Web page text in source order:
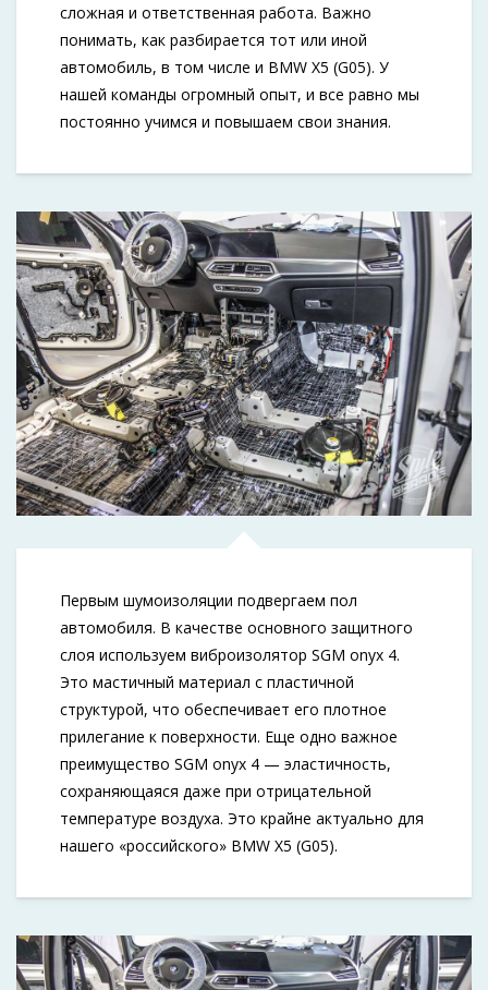
сложная и ответственная работа. Важно
понимать, как разбирается тот или иной
автомобиль, в том числе и BMW X5 (G05). У
нашей команды огромный опыт, и все равно мы
постоянно учимся и повышаем свои знания.
Первым шумоизоляции подвергаем пол
автомобиля. В качестве основного защитного
слоя используем виброизолятор SGM onyx 4.
Это мастичный материал с пластичной
структурой, что обеспечивает его плотное
прилегание к поверхности. Еще одно важное
преимущество SGM onyx 4 — эластичность,
сохраняющаяся даже при отрицательной
температуре воздуха. Это крайне актуально для
нашего «российского» BMW X5 (G05).